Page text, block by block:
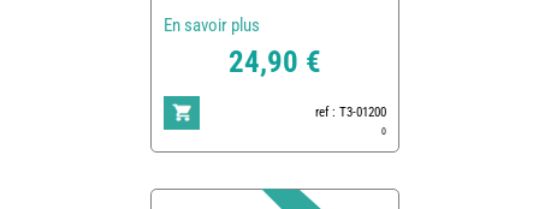
En savoir plus
24,90 €
ref : T3-01200
0